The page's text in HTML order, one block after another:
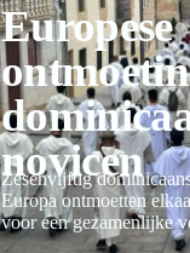
Europese
novicen
Zesenvijftig
Europa ontmoetten
voor een gezamenlijke